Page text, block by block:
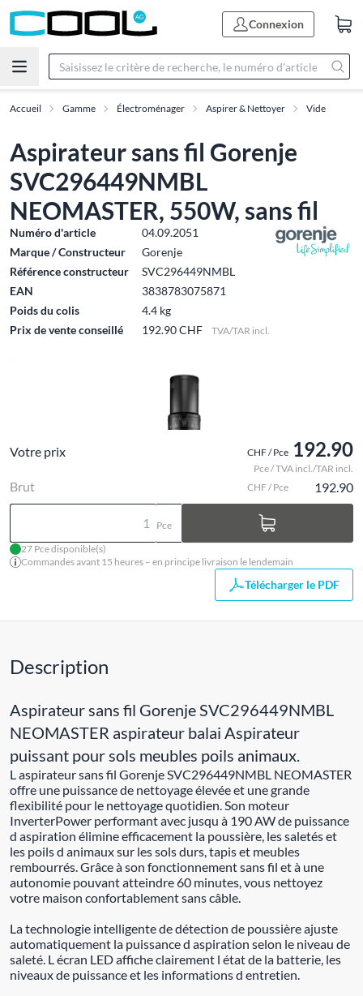
Connexion
Accueil Gamme Électroménager Aspirer & Nettoyer Vide
Aspirateur sans fil Gorenje
SVC296449NMBL
NEOMASTER, 550W, sans fil
Numéro d'article
04.09.2051
Marque / Constructeur
Gorenje
Référence constructeur
SVC296449NMBL
EAN
3838783075871
Poids du colis
4.4 kg
Prix de vente conseillé
192.90 CHF TVA/TAR incl.
Votre prix CHF / Pce 192.90
Pce / TVA incl./TAR incl.
Brut CHF / Pce 192.90
Pce
27 Pce disponible(s)
Commandes avant 15 heures – en principe livraison le lendemain
Télécharger le PDF
Description
Aspirateur sans fil Gorenje SVC296449NMBL
NEOMASTER aspirateur balai Aspirateur
puissant pour sols meubles poils animaux.
L aspirateur sans fil Gorenje SVC296449NMBL NEOMASTER
offre une puissance de nettoyage élevée et une grande
flexibilité pour le nettoyage quotidien. Son moteur
InverterPower performant avec jusqu à 190 AW de puissance
d aspiration élimine efficacement la poussière, les saletés et
les poils d animaux sur les sols durs, tapis et meubles
rembourrés. Grâce à son fonctionnement sans fil et à une
autonomie pouvant atteindre 60 minutes, vous nettoyez
votre maison confortablement sans câble.
La technologie intelligente de détection de poussière ajuste
automatiquement la puissance d aspiration selon le niveau de
saleté. L écran LED affiche clairement l état de la batterie, les
niveaux de puissance et les informations d entretien.